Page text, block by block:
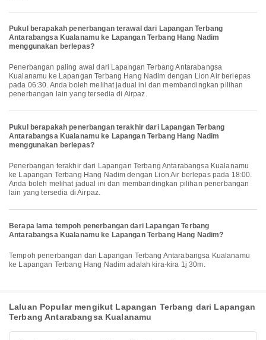
Pukul berapakah penerbangan terawal dari Lapangan Terbang
Antarabangsa Kualanamu ke Lapangan Terbang Hang Nadim
menggunakan berlepas?
Penerbangan paling awal dari Lapangan Terbang Antarabangsa
Kualanamu ke Lapangan Terbang Hang Nadim dengan Lion Air berlepas
pada 06:30. Anda boleh melihat jadual ini dan membandingkan pilihan
penerbangan lain yang tersedia di Airpaz.
Pukul berapakah penerbangan terakhir dari Lapangan Terbang
Antarabangsa Kualanamu ke Lapangan Terbang Hang Nadim
menggunakan berlepas?
Penerbangan terakhir dari Lapangan Terbang Antarabangsa Kualanamu
ke Lapangan Terbang Hang Nadim dengan Lion Air berlepas pada 18:00.
Anda boleh melihat jadual ini dan membandingkan pilihan penerbangan
lain yang tersedia di Airpaz.
Berapa lama tempoh penerbangan dari Lapangan Terbang
Antarabangsa Kualanamu ke Lapangan Terbang Hang Nadim?
Tempoh penerbangan dari Lapangan Terbang Antarabangsa Kualanamu
ke Lapangan Terbang Hang Nadim adalah kira-kira 1j 30m.
Laluan Popular mengikut Lapangan Terbang dari Lapangan
Terbang Antarabangsa Kualanamu